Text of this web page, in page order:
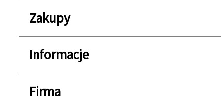
Zakupy
Informacje
Firma